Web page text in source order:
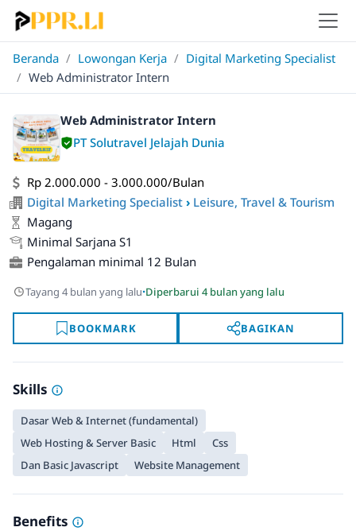
Beranda / Lowongan Kerja / Digital Marketing Specialist
/ Web Administrator Intern
Web Administrator Intern
PT Solutravel Jelajah Dunia
Rp 2.000.000 - 3.000.000/Bulan
Digital Marketing Specialist › Leisure, Travel & Tourism
Magang
Minimal Sarjana S1
Pengalaman minimal 12 Bulan
Tayang 4 bulan yang lalu·Diperbarui 4 bulan yang lalu
BOOKMARK BAGIKAN
Skills
Dasar Web & Internet (fundamental)
Web Hosting & Server Basic
Html
Css
Dan Basic Javascript
Website Management
Benefits